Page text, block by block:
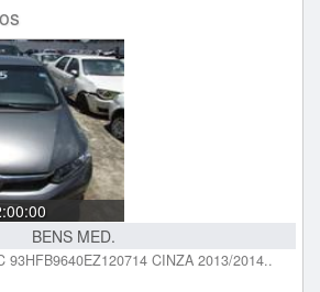
BENS MED.
93HFB9640EZ120714 CINZA 2013/2014..